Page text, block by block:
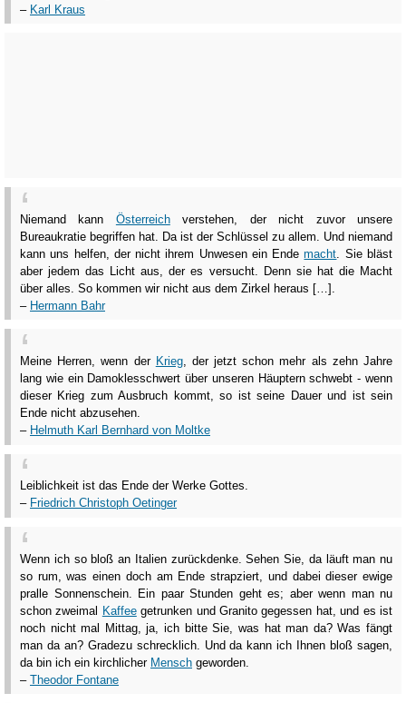
– Karl Kraus
Niemand kann Österreichverstehen, der nicht zuvor unsere
Bureaukratie begriffen hat. Da ist der Schlüssel zu allem. Und niemand
kann uns helfen, der nicht ihrem Unwesen ein Endemacht . Sie bläst
aber jedem das Licht aus, der es versucht. Denn sie hat die Macht
über alles. So kommen wir nicht aus dem Zirkel heraus […].
– Hermann Bahr
Meine Herren, wenn der Krieg, der jetzt schon mehr als zehn Jahre
lang wie ein Damoklesschwert über unseren Häuptern schwebt - wenn
dieser Krieg zum Ausbruch kommt, so ist seine Dauer und ist sein
Ende nicht abzusehen.
– Helmuth Karl Bernhard von Moltke
Leiblichkeit ist das Ende der Werke Gottes.
– Friedrich Christoph Oetinger
Wenn ich so bloß an Italien zurückdenke. Sehen Sie, da läuft man nu
so rum, was einen doch am Ende strapziert, und dabei dieser ewige
pralle Sonnenschein. Ein paar Stunden geht es; aber wenn man nu
schon zweimal Kaffeegetrunken und Granito gegessen hat, und es ist
noch nicht mal Mittag, ja, ich bitte Sie, was hat man da? Was fängt
man da an? Gradezu schrecklich. Und da kann ich Ihnen bloß sagen,
da bin ich ein kirchlicher Mensch geworden.
– Theodor Fontane